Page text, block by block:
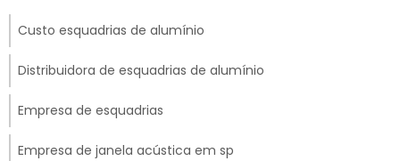
Custo esquadrias de alumínio
Distribuidora de esquadrias de alumínio
Empresa de esquadrias
Empresa de janela acústica em sp